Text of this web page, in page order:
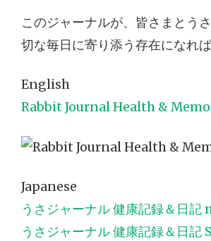
このジャーナルが、皆さまとう
切な毎日に寄り添う存在になれば
English
Rabbit Journal Health &
Japanese
うさジャーナル 健康記録＆日記
うさジャーナル 健康記録＆日記